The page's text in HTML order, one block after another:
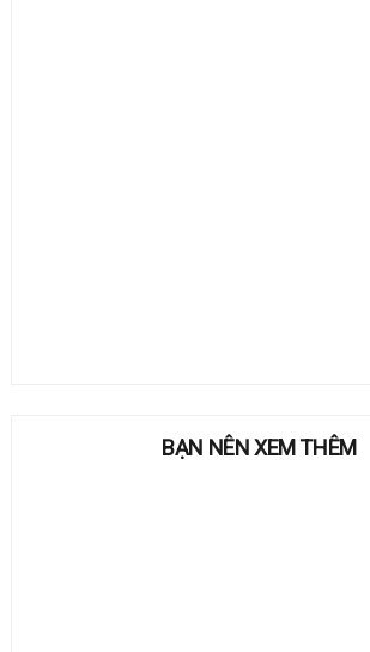
BẠN NÊN XEM THÊM